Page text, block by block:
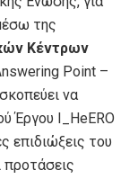
της
Κέντρων
Point –
να
Έργου I_HeERO
επιδιώξεις του
προτάσεις